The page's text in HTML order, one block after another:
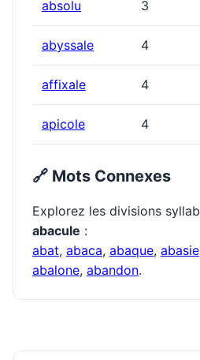
absolu 3
abyssale 4
affixale 4
apicole 4
🔗 Mots Connexes
Explorez les divisions
abacule :
abat, abaca, abaque, abasie
abalone, abandon.